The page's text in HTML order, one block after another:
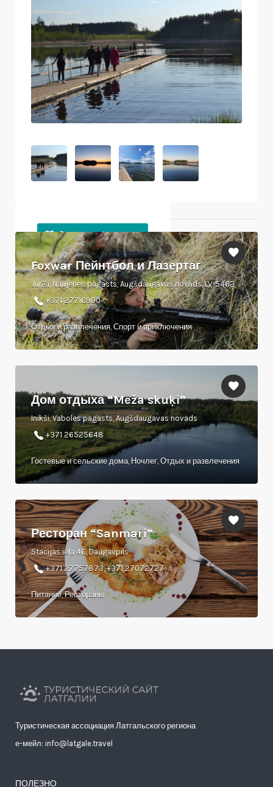
Foxwar Пейнтбол и Лазертаг
Jurīši, Naujenes pagasts, Augšdaugavas novads, LV-5462
+371 27716900
Отдых и развлечения, Спорт и приключения
Дом отдыха “Meža skuķi”
Inikši, Vaboles pagasts, Augšdaugavas novads
+371 26525648
Гостевые и сельские дома, Ночлег, Отдых и развлечения
Ресторан “Sanmari”
Stacijas iela 46, Daugavpils
+371 27757873, +371 27072727
Питание, Рестораны
Туристическая ассоциация Латгальского региона
е-мейл: info@latgale.travel
ПОЛЕЗНО